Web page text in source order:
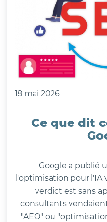
18 mai 2026
Ce que dit
Google a publié
l'optimisation pour l'IA
verdict est sans
consultants
"AEO" ou